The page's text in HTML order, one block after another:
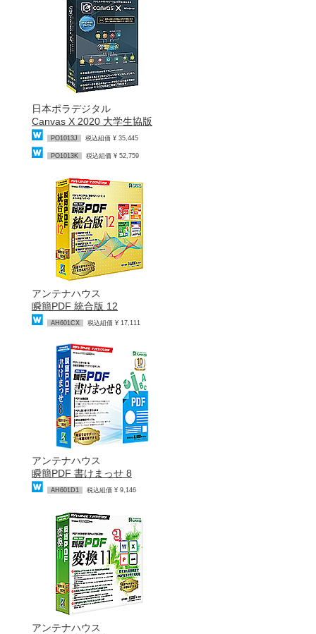
日本ポラデジタル
Canvas X 2020 大学生協版
PO1013J 税込組価 ¥ 35,445
PO1013K 税込組価 ¥ 52,759
アンテナハウス
瞬簡PDF 統合版 12
AH601CX 税込組価 ¥ 17,111
アンテナハウス
瞬簡PDF 書けまっせ 8
AH601D1 税込組価 ¥ 9,146
アンテナハウス